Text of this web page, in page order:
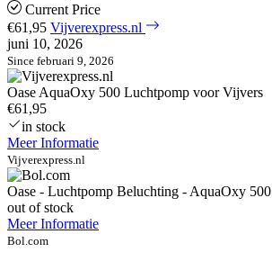
Current Price
€61,95 Vijverexpress.nl
juni 10, 2026
Since februari 9, 2026
Oase AquaOxy 500 Luchtpomp voor Vijvers
€61,95
in stock
Meer Informatie
Vijverexpress.nl
Oase - Luchtpomp Beluchting - AquaOxy 500
out of stock
Meer Informatie
Bol.com